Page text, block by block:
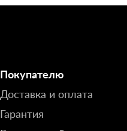
Покупателю
Доставка и оплата
Гарантия